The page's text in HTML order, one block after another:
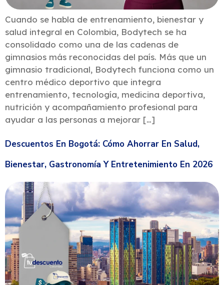
Cuando se habla de entrenamiento, bienestar y
salud integral en Colombia, Bodytech se ha
consolidado como una de las cadenas de
gimnasios más reconocidas del país. Más que un
gimnasio tradicional, Bodytech funciona como un
centro médico deportivo que integra
entrenamiento, tecnología, medicina deportiva,
nutrición y acompañamiento profesional para
ayudar a las personas a mejorar […]
Descuentos En Bogotá: Cómo Ahorrar En Salud,
Bienestar, Gastronomía Y Entretenimiento En 2026